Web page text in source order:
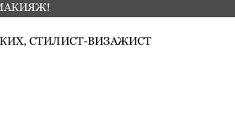
СТИЛИСТ-ВИЗАЖИСТ